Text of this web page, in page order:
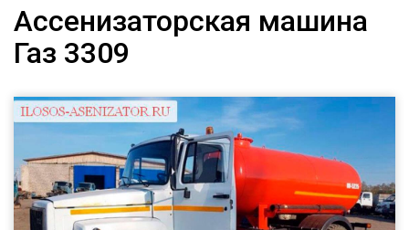
Ассенизаторская машина
Газ 3309